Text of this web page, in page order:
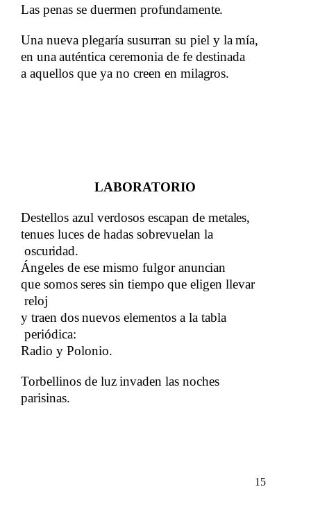
Las penas se duermen​​ profundamente.​​
Una nueva plegaría susurran su piel y la​​mía,
en una​​auténtica ceremonia de fe destinada​​
a aquellos que ya no creen en​​ milagros.
LABORATORIO
Destellos azul verdosos escapan de​​ metales,​​
tenues luces de hadas sobrevuelan la​​
oscuridad.
Ángeles de ese mismo fulgor​​anuncian​​
que somos​​seres ​​sin tiempo ​​que ​​eligen llevar​​
reloj​​
y traen dos​​nuevos ​​elementos ​​a la​​ tabla​​
periódica:​​
Radio y Polonio.
Torbellinos de​​ luz​​invaden ​​las ​​noches
parisinas.
15